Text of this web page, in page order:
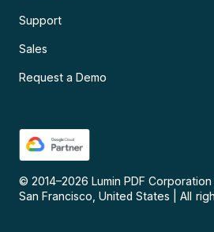
Support
Sales
Request a Demo
© 2014–2026 Lumin PDF Corporation
San Francisco, United States
All